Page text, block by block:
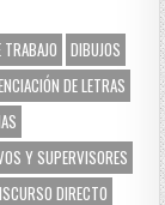
DIBUJOS
DE LETRAS
Y SUPERVISORES
DIRECTO